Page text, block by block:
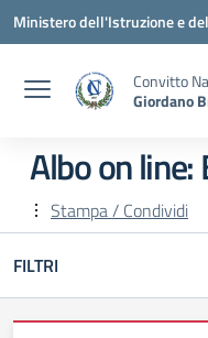
Vai ai contenuti
Vai al menu di navigazione
Vai al footer
Ministero dell'Istruzione e
Convitto
Giordano
Albo on line:
Stampa / Condividi
FILTRI